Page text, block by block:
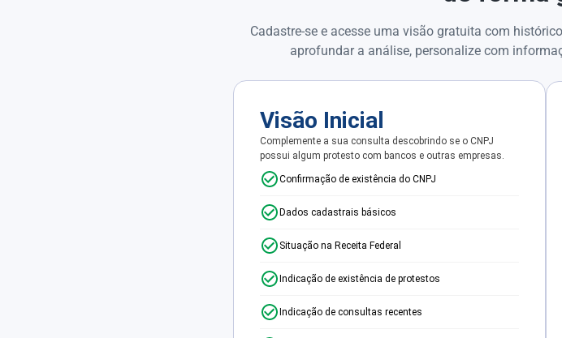
Cadastre-se e acesse uma visão gratuita com
aprofundar a análise, personalize com
Visão Inicial
Complemente a sua consulta descobrindo se o CNPJ
possui algum protesto com bancos e outras empresas.
Confirmação de existência do CNPJ
Dados cadastrais básicos
Situação na Receita Federal
Indicação de existência de protestos
Indicação de consultas recentes